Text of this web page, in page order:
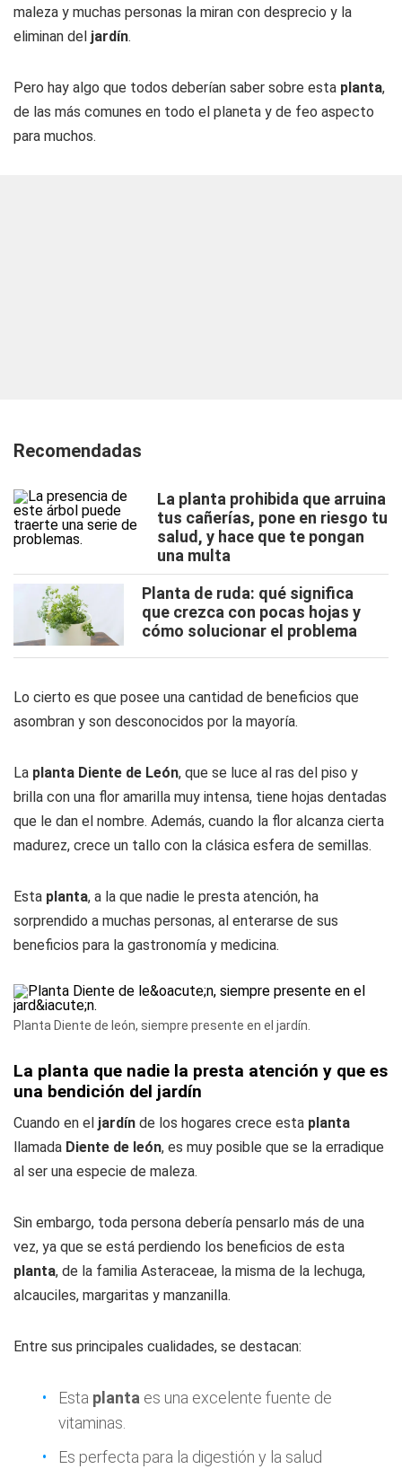
maleza y muchas personas la miran con desprecio y la
eliminan del jardín.
Pero hay algo que todos deberían saber sobre esta planta,
de las más comunes en todo el planeta y de feo aspecto
para muchos.
Recomendadas
La planta prohibida que arruina
tus cañerías, pone en riesgo tu
salud, y hace que te pongan
una multa
Planta de ruda: qué significa
que crezca con pocas hojas y
cómo solucionar el problema
Lo cierto es que posee una cantidad de beneficios que
asombran y son desconocidos por la mayoría.
La planta Diente de León, que se luce al ras del piso y
brilla con una flor amarilla muy intensa, tiene hojas dentadas
que le dan el nombre. Además, cuando la flor alcanza cierta
madurez, crece un tallo con la clásica esfera de semillas.
Esta planta, a la que nadie le presta atención, ha
sorprendido a muchas personas, al enterarse de sus
beneficios para la gastronomía y medicina.
Planta Diente de león, siempre presente en el jardín.
La planta que nadie la presta atención y que es
una bendición del jardín
Cuando en el jardín de los hogares crece esta planta
llamada Diente de león, es muy posible que se la erradique
al ser una especie de maleza.
Sin embargo, toda persona debería pensarlo más de una
vez, ya que se está perdiendo los beneficios de esta
planta, de la familia Asteraceae, la misma de la lechuga,
alcauciles, margaritas y manzanilla.
Entre sus principales cualidades, se destacan:
Esta planta es una excelente fuente de
vitaminas.
Es perfecta para la digestión y la salud